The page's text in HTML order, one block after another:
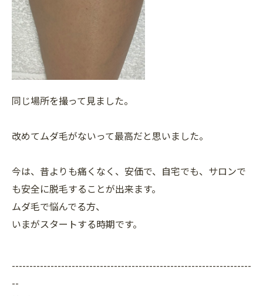
同じ場所を撮って見ました。
改めてムダ毛がないって最高だと思いました。
今は、昔よりも痛くなく、安価で、自宅でも、サロンで
も安全に脱毛することが出来ます。
ムダ毛で悩んでる方、
いまがスタートする時期です。
--------------------------------------------------------------------
--